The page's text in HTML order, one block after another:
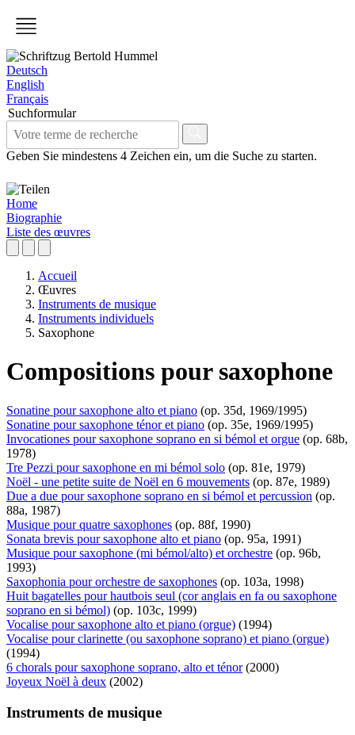
Deutsch
English
Français
Suchformular
Geben Sie mindestens 4 Zeichen ein, um die Suche zu starten.
Home
Biographie
Liste des œuvres
Accueil
Œuvres
Instruments de musique
Instruments individuels
Saxophone
Compositions pour saxophone
Sonatine pour saxophone alto et piano (op. 35d, 1969/1995)
Sonatine pour saxophone ténor et piano (op. 35e, 1969/1995)
Invocationes pour saxophone soprano en si bémol et orgue (op. 68b,
1978)
Tre Pezzi pour saxophone en mi bémol solo (op. 81e, 1979)
Noël - une petite suite de Noël en 6 mouvements (op. 87e, 1989)
Due a due pour saxophone soprano en si bémol et percussion (op.
88a, 1987)
Musique pour quatre saxophones (op. 88f, 1990)
Sonata brevis pour saxophone alto et piano (op. 95a, 1991)
Musique pour saxophone (mi bémol/alto) et orchestre (op. 96b,
1993)
Saxophonia pour orchestre de saxophones (op. 103a, 1998)
Huit bagatelles pour hautbois seul (cor anglais en fa ou saxophone
soprano en si bémol) (op. 103c, 1999)
Vocalise pour saxophone alto et piano (orgue) (1994)
Vocalise pour clarinette (ou saxophone soprano) et piano (orgue)
(1994)
6 chorals pour saxophone soprano, alto et ténor(2000)
Joyeux Noël à deux (2002)
Instruments de musique